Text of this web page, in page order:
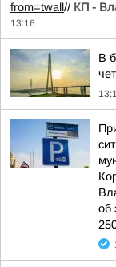
from=twall// КП -
13:16
В
об